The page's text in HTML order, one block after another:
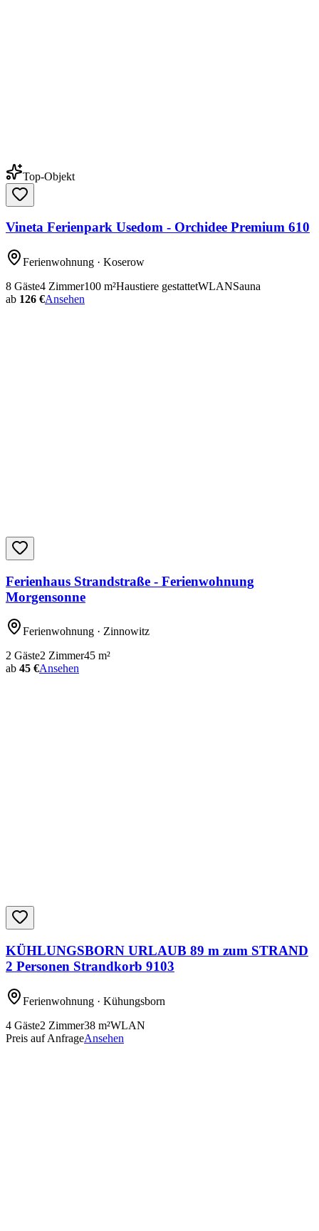
Top-Objekt
Vineta Ferienpark Usedom - Orchidee Premium 610
Ferienwohnung · Koserow
8 Gäste4 Zimmer100 m²Haustiere gestattetWLANSauna
ab 126 €Ansehen
Ferienhaus Strandstraße - Ferienwohnung
Morgensonne
Ferienwohnung · Zinnowitz
2 Gäste2 Zimmer45 m²
ab 45 €Ansehen
KÜHLUNGSBORN URLAUB 89 m zum STRAND
2 Personen Strandkorb 9103
Ferienwohnung · Kühungsborn
4 Gäste2 Zimmer38 m²WLAN
Preis auf AnfrageAnsehen